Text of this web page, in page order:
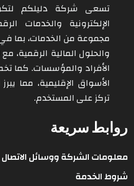
تسعى شركة دليلكم
الإلكترونية والخدمات
مجموعة من الخدمات، بما في
والحلول المالية الرقمية،
الأفراد والمؤسسات. كما
الأسواق الإقليمية، مما
تركز على المستخدم.
روابط سريعة
معلومات الشركة ووسائل الاتصال
شروط الخدمة